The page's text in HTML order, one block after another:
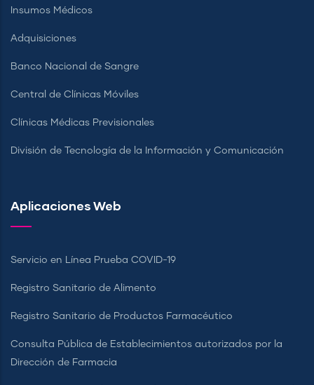
Insumos Médicos
Adquisiciones
Banco Nacional de Sangre
Central de Clínicas Móviles
Clínicas Médicas Previsionales
División de Tecnología de la Información y Comunicación
Aplicaciones Web
Servicio en Línea Prueba COVID-19
Registro Sanitario de Alimento
Registro Sanitario de Productos Farmacéutico
Consulta Pública de Establecimientos autorizados por la
Dirección de Farmacia